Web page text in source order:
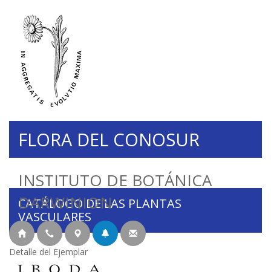
INSTITUTO DE BOTÁNICA
DARWINION
FLORA DEL CONOSUR
CATÁLOGO DE LAS PLANTAS
VASCULARES
Detalle del Ejemplar